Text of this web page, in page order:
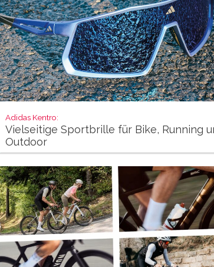
Adidas Kentro:
Vielseitige Sportbrille für Bike, Running
Outdoor